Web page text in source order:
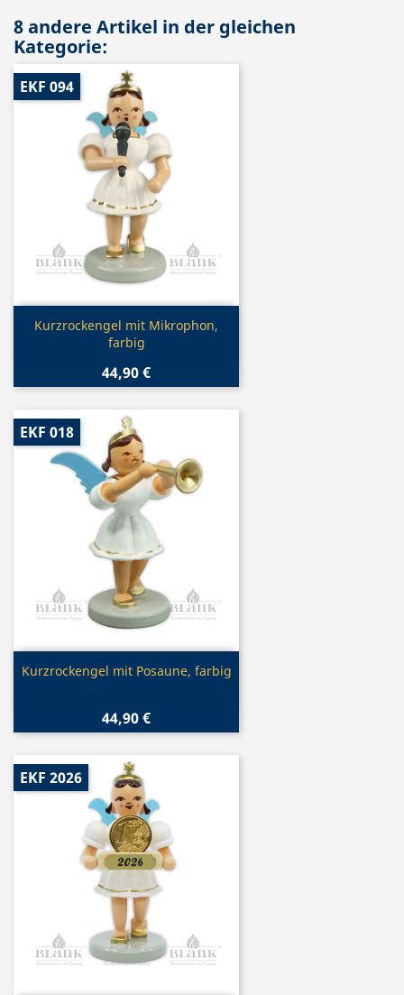
8 andere Artikel in der gleichen
Kategorie:
Vorschau
Kurzrockengel mit Mikrophon,
farbig
44,90 €
EKF 094
Vorschau
Kurzrockengel mit Posaune, farbig
44,90 €
EKF 018
EKF 2026